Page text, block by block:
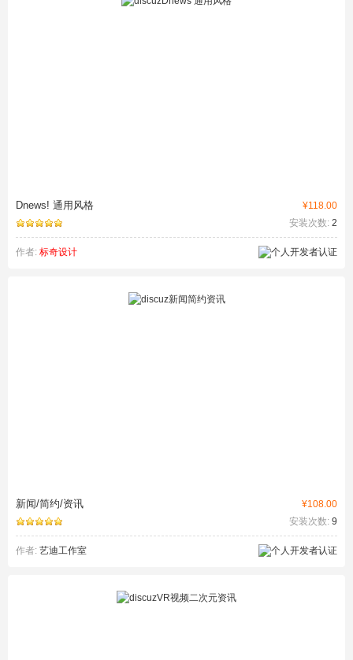
¥118.00
Dnews! 通用风格
安装次数: 2
作者: 标奇设计
¥108.00
新闻/简约/资讯
安装次数: 9
作者: 艺迪工作室